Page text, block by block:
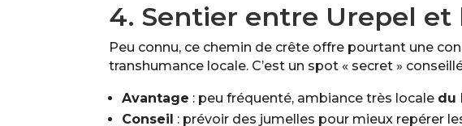
4. Sentier entre Urepel et
Peu connu, ce chemin de crête offre pourtant une
transhumance locale. C’est un spot « secret »
Avantage : peu fréquenté, ambiance très locale du
Conseil : prévoir des jumelles pour mieux repérer